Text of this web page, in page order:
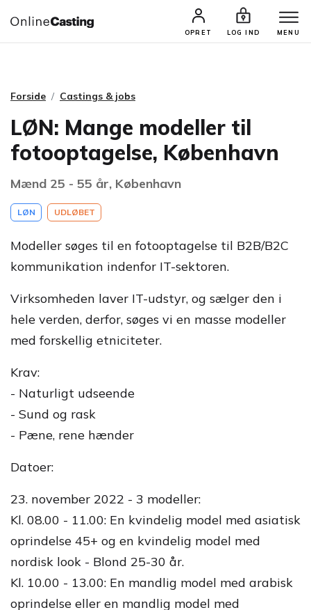
OPRET LOG IND MENU
CASTINGS & JOBS SØG PROFIL
Forside Castings & jobs
LØN: Mange modeller til
fotooptagelse, København
Mænd 25 - 55 år, København
LØN UDLØBET
Modeller søges til en fotooptagelse til B2B/B2C
kommunikation indenfor IT-sektoren.
Virksomheden laver IT-udstyr, og sælger den i
hele verden, derfor, søges vi en masse modeller
med forskellig etniciteter.
Krav:
- Naturligt udseende
- Sund og rask
- Pæne, rene hænder
Datoer:
23. november 2022 - 3 modeller:
Kl. 08.00 - 11.00: En kvindelig model med asiatisk
oprindelse 45+ og en kvindelig model med
nordisk look - Blond 25-30 år.
Kl. 10.00 - 13.00: En mandlig model med arabisk
oprindelse eller en mandlig model med